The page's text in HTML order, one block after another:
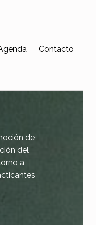
Contacto
de
del
a